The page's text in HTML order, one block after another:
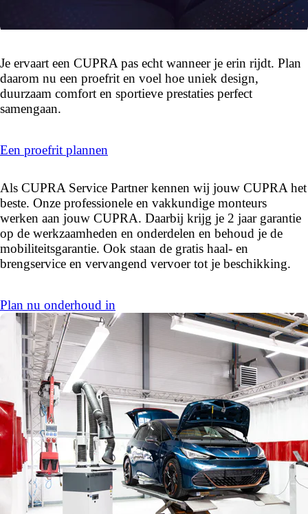
Je ervaart een CUPRA pas echt wanneer je erin rijdt. Plan
daarom nu een proefrit en voel hoe uniek design,
duurzaam comfort en sportieve prestaties perfect
samengaan.
Een proefrit plannen
Als CUPRA Service Partner kennen wij jouw CUPRA het
beste. Onze professionele en vakkundige monteurs
werken aan jouw CUPRA. Daarbij krijg je 2 jaar garantie
op de werkzaamheden en onderdelen en behoud je de
mobiliteitsgarantie. Ook staan de gratis haal- en
brengservice en vervangend vervoer tot je beschikking.
Plan nu onderhoud in